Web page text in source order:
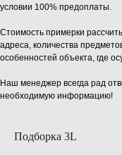
условии 100% предоплаты.
Стоимость примерки
адреса, количества
особенностей объекта, где
Наш менеджер всегда рад
необходимую информацию!
Подборка 3L